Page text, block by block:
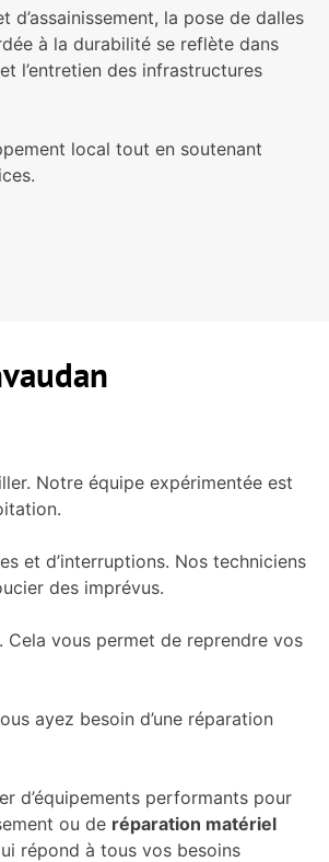
la pose de dalles
à la durabilité se reflète dans
l’entretien des infrastructures
local tout en soutenant
Notre équipe expérimentée est
et d’interruptions. Nos techniciens
des imprévus.
Cela vous permet de reprendre vos
ayez besoin d’une réparation
d’équipements performants pour
ou de réparation matériel
répond à tous vos besoins